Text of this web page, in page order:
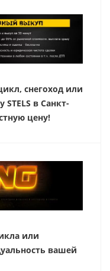
снегоход или
в Санкт-
цену!
или
вашей